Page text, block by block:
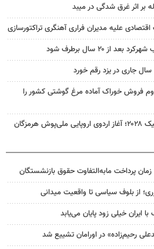
بر اثر غرق شدگی در میبد
علیه مدیران فراری آهنگری تراکتورسازی
از ۲۰ سال برطرف شود
جاری در یزد رقم خورد
فروش خوراک آماده مرغ گوشتی کشور را
پرداخت مابه‌التفاوت حقوق بازنشستگان
از بلوف سیاسی تا واقعیت میدانی
ایران خیلی زود پایان می‌یابد
رحیم‌زاده» در اورامان تشییع شد